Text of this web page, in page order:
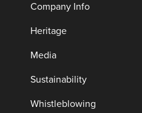
Company Info
Heritage
Media
Sustainability
Whistleblowing